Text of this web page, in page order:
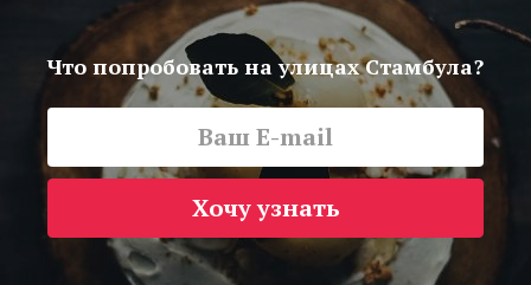
Что попробовать на улицах Стамбула?
Хочу узнать